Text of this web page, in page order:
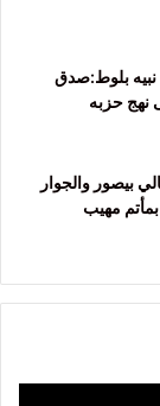
نبيه بلوط:صدق
نهج حزبه
بيصور والجوار
مهيب